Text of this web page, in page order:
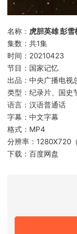
名称： 虎胆英雄 彭雪
集数：共1集
时间：20210423
节目：国家记忆
出品：中央广播电视
类型：纪录片、国史
语言：汉语普通话
字幕：中文字幕
格式：MP4
分辨率：1280X720
下载：百度网盘